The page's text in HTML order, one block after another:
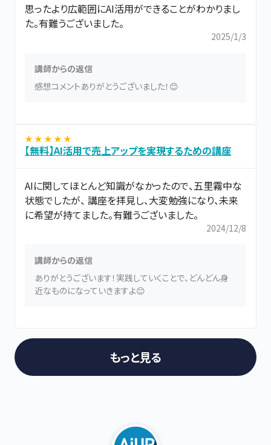
思ったより広範囲にAI活用ができることがわかりまし
た。有難うございました。
2025/1/3
講師からの返信
感想コメントありがとうございました！😊
★ ★ ★ ★ ★
【無料】AI活用で売上アップを実現するための講座
AIに関してほとんど知識がなかったので、五里霧中な
状態でしたが、 講座を拝見し、大変勉強になり、未来
に希望が持てました。有難うございました。
2024/12/8
講師からの返信
ありがとうございます！実践していくことで、どんどん身
近なものになっていきますよ😊
もっと見る